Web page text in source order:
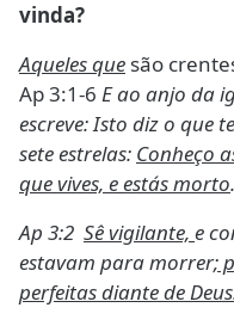
vinda?
Aqueles que são
Ap 3:1-6 E ao anjo da
escreve: Isto diz o que
sete estrelas: Conheço
que vives, e estás morto.
Ap 3:2 Sê vigilante, e
estavam para morrer;
perfeitas diante de